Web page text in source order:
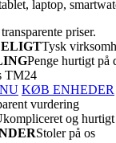
laptop,
priser.
Tysk
Penge hurtigt på
KØB ENHEDER
vurdering
og hurtigt
Stoler på os